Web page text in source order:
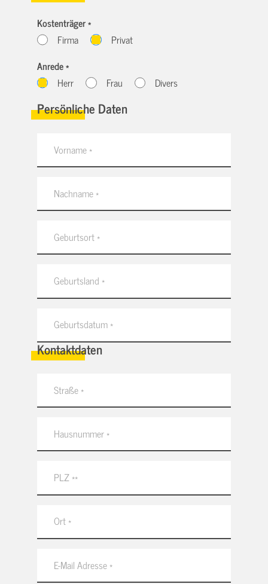
Kostenträger *
Firma
Privat
Anrede *
Herr
Frau Divers
Persönliche Daten
Kontaktdaten